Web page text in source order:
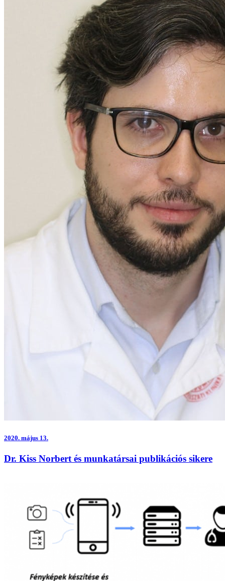
2020. május 13.
Dr. Kiss Norbert és munkatársai publikációs sikere